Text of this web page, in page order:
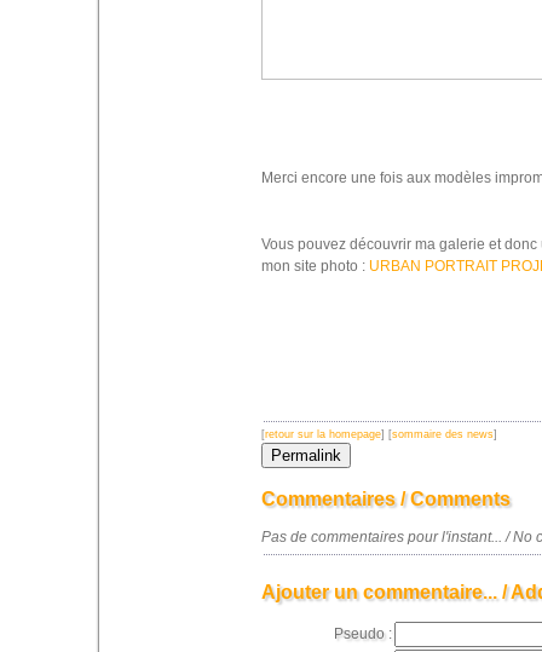
Merci encore une fois aux modèles
Vous pouvez découvrir ma galerie et
mon site photo : URBAN PORTRAIT
[retour sur la homepage] [sommaire des news]
Commentaires / Comments
Pas de commentaires pour l'instant... / No
Ajouter un commentaire... /
Pseudo :